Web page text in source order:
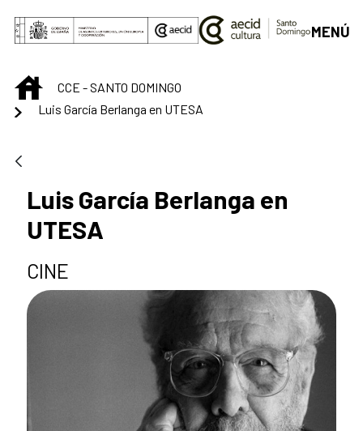
Saltar al contenido principal
MENÚ
INICIOCCE - SANTO DOMINGO
Luis García Berlanga en UTESA
Luis García Berlanga en
UTESA
CINE